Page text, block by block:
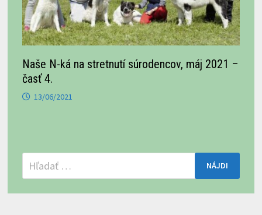
Naše N-ká na stretnutí súrodencov, máj 2021 –
časť 4.
13/06/2021
Hľadať: